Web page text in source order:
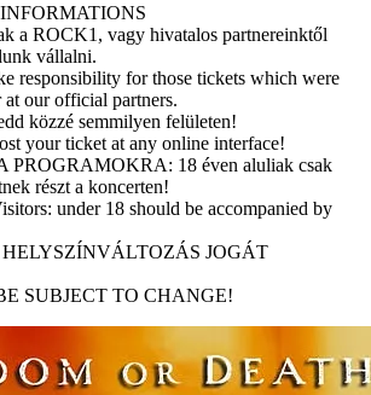
a ROCK1, vagy hivatalos partnereinktől
vállalni.
responsibility for those tickets which were
our official partners.
közzé semmilyen felületen!
your ticket at any online interface!
18 éven aluliak csak
részt a koncerten!
under 18 should be accompanied by
JOGÁT
SUBJECT TO CHANGE!